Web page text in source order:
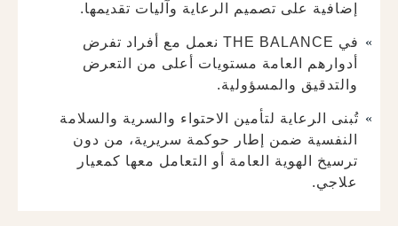
إضافية على تصميم الرعاية وآليات تقديمها.
في THE BALANCE نعمل مع أفراد تفرض
أدوارهم العامة مستويات أعلى من التعرض
والتدقيق والمسؤولية.
تُبنى الرعاية لتأمين الاحتواء والسرية والسلامة
النفسية ضمن إطار حوكمة سريرية، من دون
ترسيخ الهوية العامة أو التعامل معها كمعيار
علاجي.